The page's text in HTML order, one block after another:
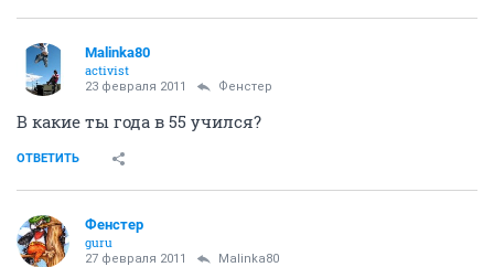
Malinka80
activist
23 февраля 2011 Фенстер
В какие ты года в 55 учился?
ОТВЕТИТЬ
Фенстер
guru
27 февраля 2011 Malinka80